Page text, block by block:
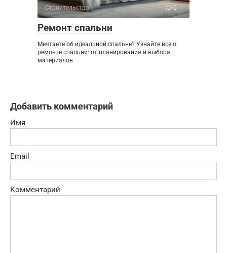
Строительство 0
Ремонт спальни
Мечтаете об идеальной спальне? Узнайте все о
ремонте спальни: от планирования и выбора
материалов
Добавить комментарий
Имя
Email
Комментарий